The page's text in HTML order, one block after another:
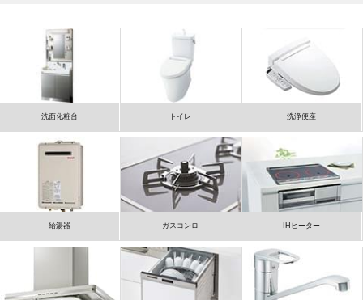
洗面化粧台 トイレ 洗浄便座
給湯器 ガスコンロ IHヒーター